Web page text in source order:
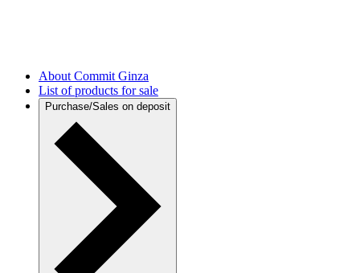
About Commit Ginza
List of products for sale
Purchase/Sales on deposit